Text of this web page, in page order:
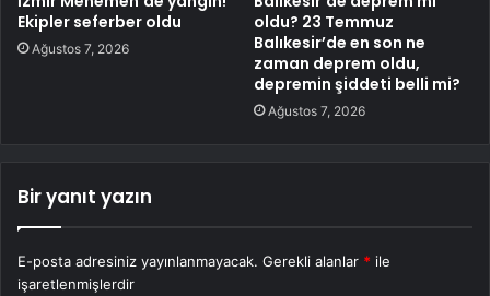
Ekipler seferber oldu
Ağustos 7, 2026
oldu? 23 Temmuz
Balıkesir’de en son ne
zaman deprem oldu,
depremin şiddeti belli mi?
Ağustos 7, 2026
Bir yanıt yazın
E-posta adresiniz yayınlanmayacak. Gerekli alanlar * ile
işaretlenmişlerdir